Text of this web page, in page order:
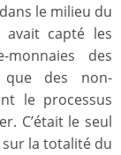
le milieu du
avait capté les
des
des non-
le processus
C’était le seul
la totalité du